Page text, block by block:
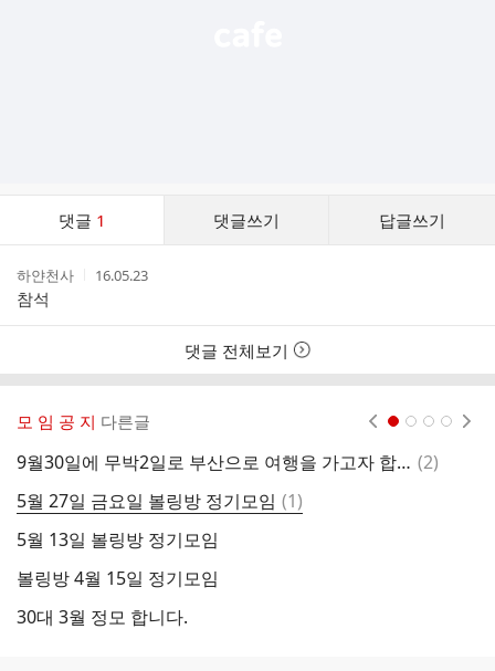
댓글 1 댓글쓰기 답글쓰기
스
작
성
자
하얀천사
작
간
16.05.23
참석
댓글 전체보기
모 임 공 지 다른글
9월30일에 무박2일로 부산으로 여행을 가고자 합니다. 같이가셔요. 댓
(2)
5월 27일 금요일 볼링방 정기모임 댓
글
(1)
5월 13일 볼링방 정기모임
볼링방 4월 15일 정기모임
30대 3월 정모 합니다.